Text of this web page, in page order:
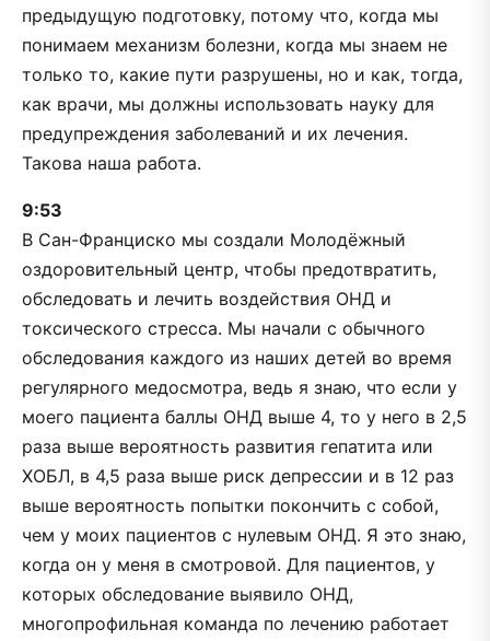
предыдущую подготовку, потому что, когда мы
понимаем механизм болезни, когда мы знаем не
только то, какие пути разрушены, но и как, тогда,
как врачи, мы должны использовать науку для
предупреждения заболеваний и их лечения.
Такова наша работа.
9:53
В Сан-Франциско мы создали Молодёжный
оздоровительный центр, чтобы предотвратить,
обследовать и лечить воздействия ОНД и
токсического стресса. Мы начали с обычного
обследования каждого из наших детей во время
регулярного медосмотра, ведь я знаю, что если у
моего пациента баллы ОНД выше 4, то у него в 2,5
раза выше вероятность развития гепатита или
ХОБЛ, в 4,5 раза выше риск депрессии и в 12 раз
выше вероятность попытки покончить с собой,
чем у моих пациентов с нулевым ОНД. Я это знаю,
когда он у меня в смотровой. Для пациентов, у
которых обследование выявило ОНД,
многопрофильная команда по лечению работает